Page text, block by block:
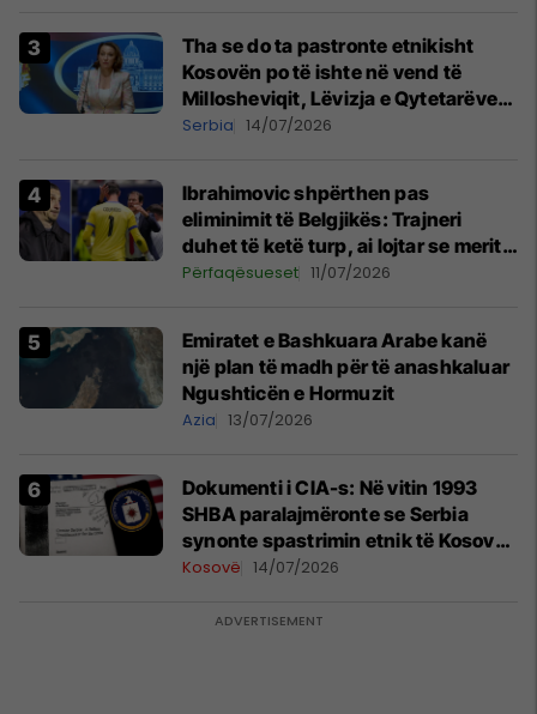
Tha se do ta pastronte etnikisht
Kosovën po të ishte në vend të
Millosheviqit, Lëvizja e Qytetarëve
të Lirë në Serbi kërkon shkarkimin e
Serbia 14/07/2026
Ibrahimovic shpërthen pas
eliminimit të Belgjikës: Trajneri
duhet të ketë turp, ai lojtar se meritoi
të luante
Përfaqësueset 11/07/2026
Emiratet e Bashkuara Arabe kanë
një plan të madh për të anashkaluar
Ngushticën e Hormuzit
Azia 13/07/2026
Dokumenti i CIA-s: Në vitin 1993
SHBA paralajmëronte se Serbia
synonte spastrimin etnik të Kosovës
dhe destabilizimin e Ballkanit
Kosovë 14/07/2026